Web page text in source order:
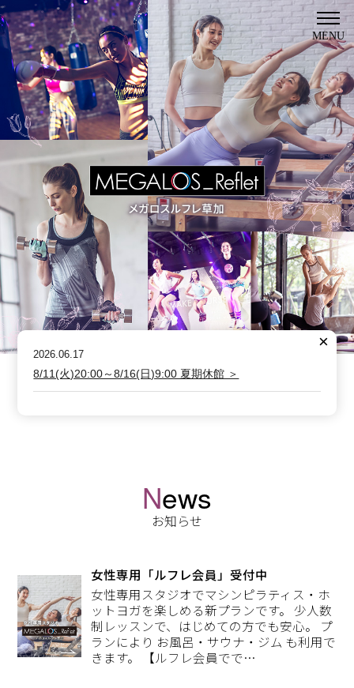
MENU
×
2026.06.17
8/11(火)20:00～8/16(日)9:00 夏期休館 ＞
News
お知らせ
女性専用「ルフレ会員」受付中
女性専用スタジオでマシンピラティス・ホ
ットヨガを楽しめる新プランです。 少人数
制レッスンで、はじめての方でも安心。 プ
ランにより お風呂・サウナ・ジム も利用で
きます。 【ルフレ会員でで…